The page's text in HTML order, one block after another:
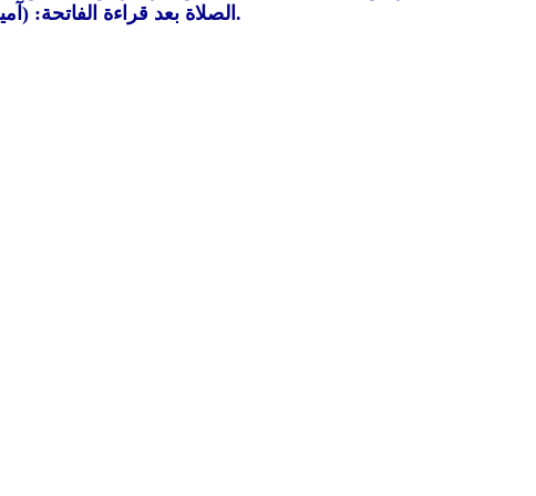
الصلاة بعد قراءة الفاتحة: (آمين)، ومعناها: اللهم استجب، وليست آية من سورة الفاتحة باتفاق العلماء؛ ولهذا أجمعوا على عدم كتابتها في المصاحف.